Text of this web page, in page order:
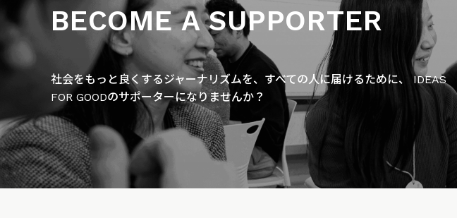
BECOME A SUPPORTER
社会をもっと良くするジャーナリズムを、すべての人に届けるために、 IDEAS
FOR GOODのサポーターになりませんか？